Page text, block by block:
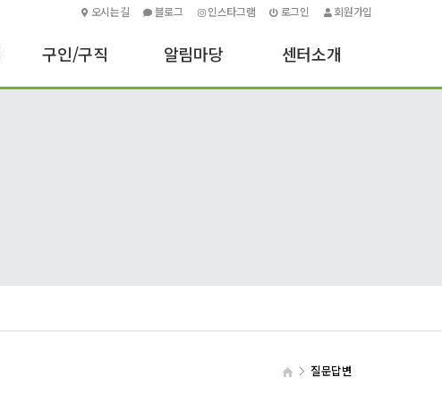
구인/구직 알림마당 센터소개
오시는길 블로그 인스타그램 로그인 회원가입
질문답변